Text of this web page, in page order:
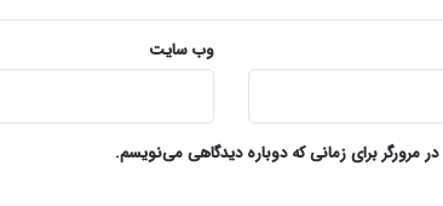
وب‌ سایت
مرورگر برای زمانی که دوباره دیدگاهی می‌نویسم.